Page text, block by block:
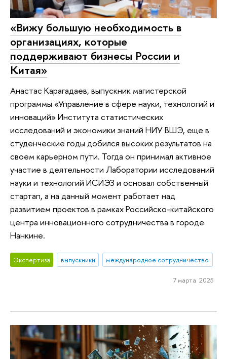
«Вижу большую необходимость в
организациях, которые
поддерживают бизнесы России и
Китая»
Анастас Карагадаев, выпускник магистерской
программы «Управление в сфере науки, технологий и
инноваций» Института статистических
исследований и экономики знаний НИУ ВШЭ, еще в
студенческие годы добился высоких результатов на
своем карьерном пути. Тогда он принимал активное
участие в деятельности Лаборатории исследований
науки и технологий ИСИЭЗ и основал собственный
стартап, а на данный момент работает над
развитием проектов в рамках Российско-китайского
центра инновационного сотрудничества в городе
Нанкине.
Экспертиза выпускники международное сотрудничество
7 марта 2025